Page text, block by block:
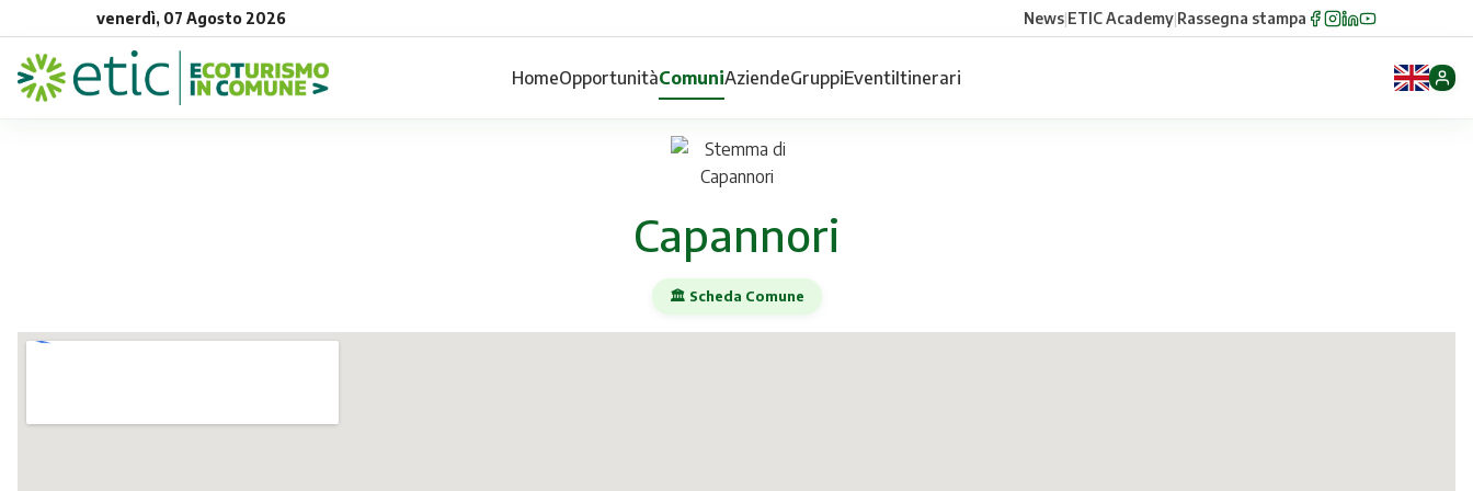
venerdì, 07 Agosto 2026 News|ETIC Academy|Rassegna stampa
HomeOpportunitàComuniAziendeGruppiEventiItinerari
Capannori
🏛️ Scheda Comune